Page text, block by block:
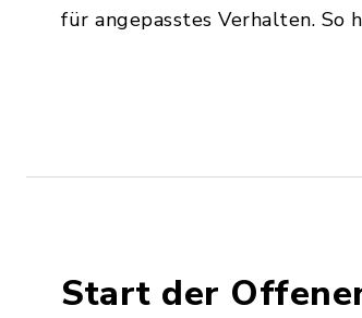
für angepasstes Verhalten. So
Start der